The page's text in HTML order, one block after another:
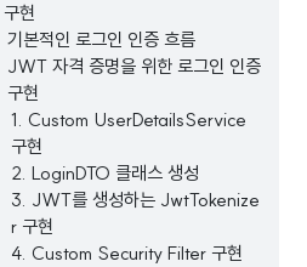
구현
기본적인 로그인 인증 흐름
JWT 자격 증명을 위한 로그인 인증
구현
1. Custom UserDetailsService
구현
2. LoginDTO 클래스 생성
3. JWT를 생성하는 JwtTokenize
r 구현
4. Custom Security Filter 구현